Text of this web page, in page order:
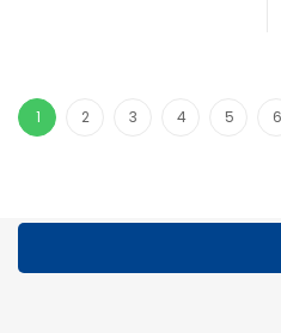
1 2 3 4 5 6